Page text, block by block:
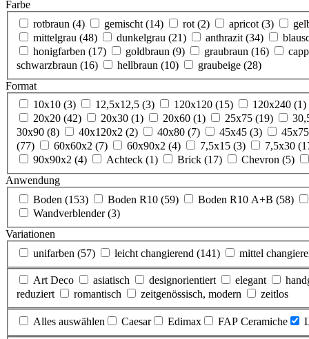
Farbe
rotbraun (4) gemischt (14) rot (2) apricot (3)
mittelgrau (48) dunkelgrau (21) anthrazit (34)
honigfarben (17) goldbraun (9) graubraun (16)
schwarzbraun (16) hellbraun (10) graubeige (28)
Format
10x10 (3) 12,5x12,5 (3) 120x120 (15) 120x240 (1)
20x20 (42) 20x30 (1) 20x60 (1) 25x75 (19)
30x90 (8) 40x120x2 (2) 40x80 (7) 45x45 (3)
(77)
60x60x2 (7) 60x90x2 (4) 7,5x15 (3) 7,5x30
90x90x2 (4) Achteck (1) Brick (17) Chevron (5)
Anwendung
Boden (153) Boden R10 (59) Boden R10 A+B (58)
Wandverblender(3)
Variationen
unifarben (57) leicht changierend (141) mittel
Art Deco asiatisch designorientiert elegant
reduziert
romantisch zeitgenössisch, modern zeitlos
Alles auswählen Caesar Edimax FAP Ceramiche